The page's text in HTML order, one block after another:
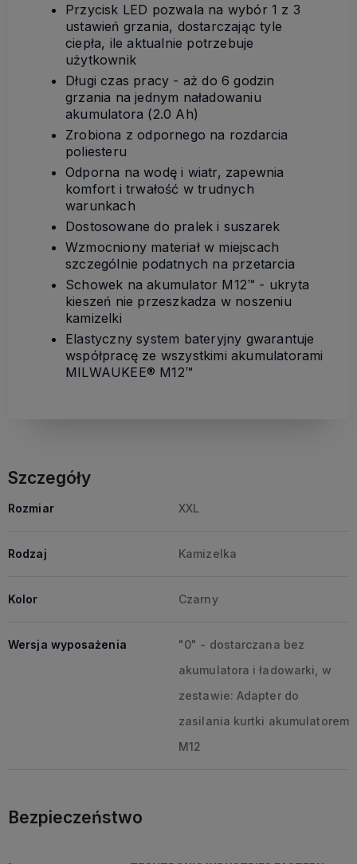
Przycisk LED pozwala na wybór 1 z 3
ustawień grzania, dostarczając tyle
ciepła, ile aktualnie potrzebuje
użytkownik
Długi czas pracy - aż do 6 godzin
grzania na jednym naładowaniu
akumulatora (2.0 Ah)
Zrobiona z odpornego na rozdarcia
poliesteru
Odporna na wodę i wiatr, zapewnia
komfort i trwałość w trudnych
warunkach
Dostosowane do pralek i suszarek
Wzmocniony materiał w miejscach
szczególnie podatnych na przetarcia
Schowek na akumulator M12™ - ukryta
kieszeń nie przeszkadza w noszeniu
kamizelki
Elastyczny system bateryjny gwarantuje
współpracę ze wszystkimi akumulatorami
MILWAUKEE® M12™
Szczegóły
Rozmiar XXL
Rodzaj Kamizelka
Kolor Czarny
Wersja wyposażenia
"0" - dostarczana bez
akumulatora i ładowarki, w
zestawie: Adapter do
zasilania kurtki akumulatorem
M12
Bezpieczeństwo